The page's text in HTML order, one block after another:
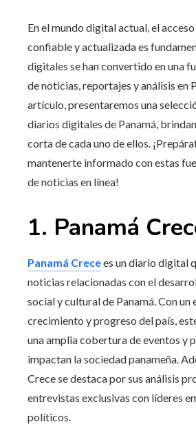
En el mundo digital actual, el
confiable y actualizada es
digitales se han convertido en una
de noticias, reportajes y análisis en
artículo, presentaremos una
diarios digitales de Panamá,
corta de cada uno de ellos.
mantenerte informado con estas
de noticias en línea!
1. Panamá
Panamá Crecees un diario digital
noticias relacionadas con el
social y cultural de Panamá. Con un
crecimiento y progreso del país,
una amplia cobertura de eventos y
impactan la sociedad panameña.
Crece se destaca por sus análisis
entrevistas exclusivas con líderes
políticos.